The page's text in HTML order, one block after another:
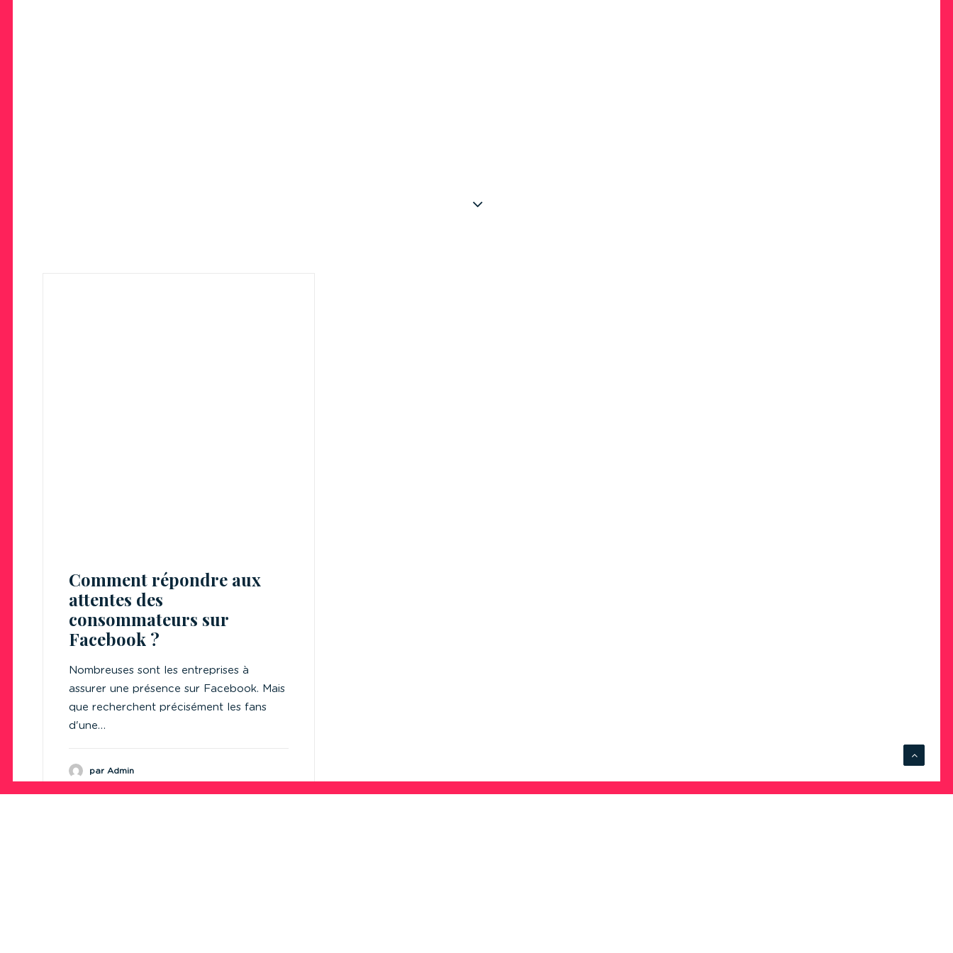
Comment répondre aux
attentes des
consommateurs sur
Facebook ?
Nombreuses sont les entreprises à
assurer une présence sur Facebook. Mais
que recherchent précisément les fans
d'une…
par Admin